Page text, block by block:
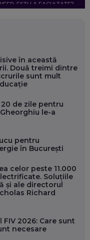
EȘTI LA FACULTATE?
FII MAI BUN LA JOB. ȘI CUM
ANI
AL KULTH: CUM
ÎȚI DESCHIZI DRUMUL
SUNT PRIMII PAȘI ÎNTR-O
în această
Două treimi dintre
sunt mult
de zile pentru
le-a
pentru
în București
celor peste 11.000
Soluțiile
și ale directorul
Richard
2026: Care sunt
necesare